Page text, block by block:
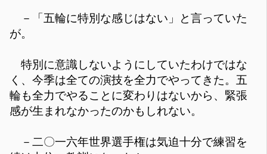
－「五輪に特別な感じはない」と言っていた
が。
特別に意識しないようにしていたわけではな
く、今季は全ての演技を全力でやってきた。五
輪も全力でやることに変わりはないから、緊張
感が生まれなかったのかもしれない。
－二〇一六年世界選手権は気迫十分で練習を